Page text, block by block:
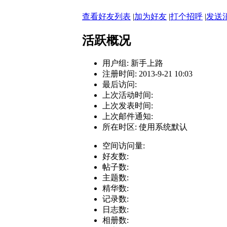
查看好友列表 |加为好友 |打个招呼 |发送
活跃概况
用户组: 新手上路
注册时间: 2013-9-21 10:03
最后访问:
上次活动时间:
上次发表时间:
上次邮件通知:
所在时区: 使用系统默认
空间访问量:
好友数:
帖子数:
主题数:
精华数:
记录数:
日志数:
相册数: